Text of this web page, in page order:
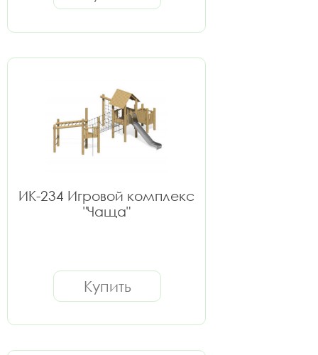
ИК-234 Игровой комплекс
"Чаща"
Купить